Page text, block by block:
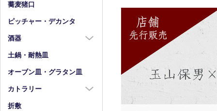
蕎麦猪口
ピッチャー・デカンタ
酒器
酒器全商品
徳利
土鍋・耐熱皿
オーブン皿・グラタン皿
カトラリー
カトラリー全商品
折敷